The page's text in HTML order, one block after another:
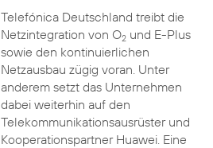
Telefónica Deutschland treibt die
Netzintegration von O2und E-Plus
sowie den kontinuierlichen
Netzausbau zügig voran. Unter
anderem setzt das Unternehmen
dabei weiterhin auf den
Telekommunikationsausrüster und
Kooperationspartner Huawei. Eine